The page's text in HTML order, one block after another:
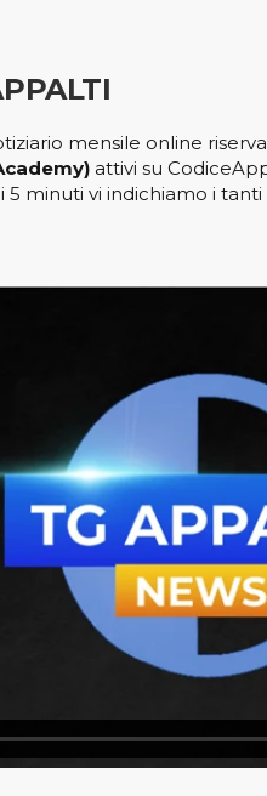
mensile online
attivi su
5 minuti vi indichiamo i